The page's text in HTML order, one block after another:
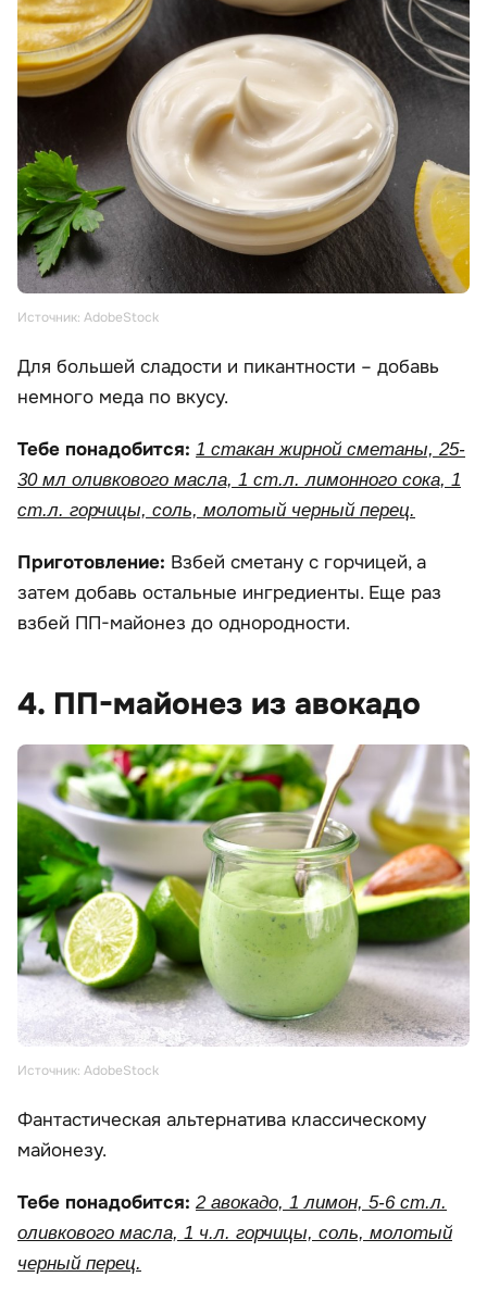
Источник: AdobeStock
Для большей сладости и пикантности – добавь
немного меда по вкусу.
Тебе понадобится: 1 стакан жирной сметаны, 25-
30 мл оливкового масла, 1 ст.л. лимонного сока, 1
ст.л. горчицы, соль, молотый черный перец.
Приготовление: Взбей сметану с горчицей, а
затем добавь остальные ингредиенты. Еще раз
взбей ПП-майонез до однородности.
4. ПП-майонез из авокадо
Источник: AdobeStock
Фантастическая альтернатива классическому
майонезу.
Тебе понадобится: 2 авокадо, 1 лимон, 5-6 ст.л.
оливкового масла, 1 ч.л. горчицы, соль, молотый
черный перец.